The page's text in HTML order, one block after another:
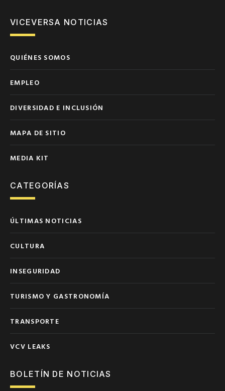
VICEVERSA NOTICIAS
QUIÉNES SOMOS
EMPLEO
DIVERSIDAD E INCLUSIÓN
MAPA DE SITIO
MEDIA KIT
CATEGORÍAS
ÚLTIMAS NOTICIAS
CULTURA
INSEGURIDAD
TURISMO Y GASTRONOMÍA
TRANSPORTE
VCV LEAKS
BOLETÍN DE NOTICIAS